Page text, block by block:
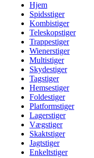
Hjem
Spidsstiger
Kombistiger
Teleskopstiger
Trappestiger
Wienerstiger
Multistiger
Skydestiger
Tagstiger
Hemsestiger
Foldestiger
Platformstiger
Lagerstiger
Vægstiger
Skaktstiger
Jagtstiger
Enkeltstiger